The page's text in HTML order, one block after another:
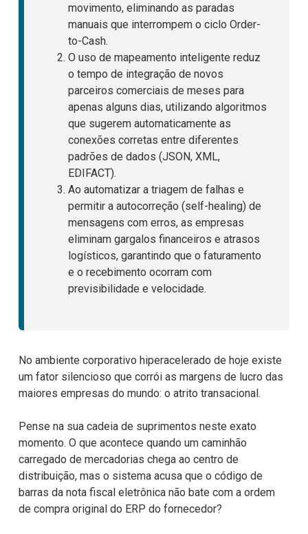
movimento, eliminando as paradas
manuais que interrompem o ciclo Order-
to-Cash.
O uso de mapeamento inteligente reduz
o tempo de integração de novos
parceiros comerciais de meses para
apenas alguns dias, utilizando algoritmos
que sugerem automaticamente as
conexões corretas entre diferentes
padrões de dados (JSON, XML,
EDIFACT).
Ao automatizar a triagem de falhas e
permitir a autocorreção (self-healing) de
mensagens com erros, as empresas
eliminam gargalos financeiros e atrasos
logísticos, garantindo que o faturamento
e o recebimento ocorram com
previsibilidade e velocidade.
No ambiente corporativo hiperacelerado de hoje existe
um fator silencioso que corrói as margens de lucro das
maiores empresas do mundo: o atrito transacional.
Pense na sua cadeia de suprimentos neste exato
momento. O que acontece quando um caminhão
carregado de mercadorias chega ao centro de
distribuição, mas o sistema acusa que o código de
barras da nota fiscal eletrônica não bate com a ordem
de compra original do ERP do fornecedor?